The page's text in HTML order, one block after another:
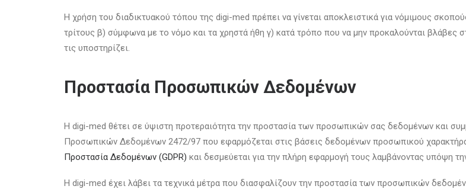
Η χρήση του διαδικτυακού τόπου της digi-med πρέπει να γίνεται αποκλειστικά για νόμιμους
τρίτους β) σύμφωνα με το νόμο και τα χρηστά ήθη γ) κατά τρόπο που να μην προκαλούνται βλάβες
τις υποστηρίζει.
Προστασία Προσωπικών Δεδομένων
Η digi-med θέτει σε ύψιστη προτεραιότητα την προστασία των προσωπικών σας δεδομένων και
Προσωπικών Δεδομένων 2472/97 που εφαρμόζεται στις βάσεις δεδομένων προσωπικού
Προστασία Δεδομένων (GDPR) και δεσμεύεται για την πλήρη εφαρμογή τους λαμβάνοντας υπόψη
Η digi-med έχει λάβει τα τεχνικά μέτρα που διασφαλίζουν την προστασία των προσωπικών